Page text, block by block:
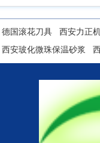
德国滚花刀具
西安力正
西安玻化微珠保温砂浆